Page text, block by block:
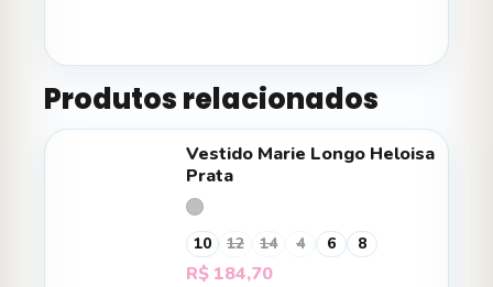
Produtos relacionados
Vestido Marie Longo Heloisa
Prata
10 12 14 4 6 8
R$ 184,70